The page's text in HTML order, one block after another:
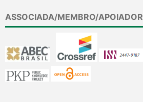
ASSOCIADA/MEMBRO/APOIADOR